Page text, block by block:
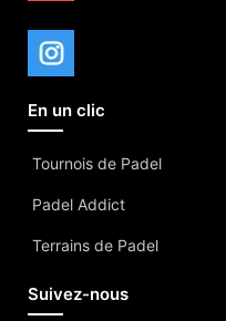
En un clic
Tournois de Padel
Padel Addict
Terrains de Padel
Suivez-nous